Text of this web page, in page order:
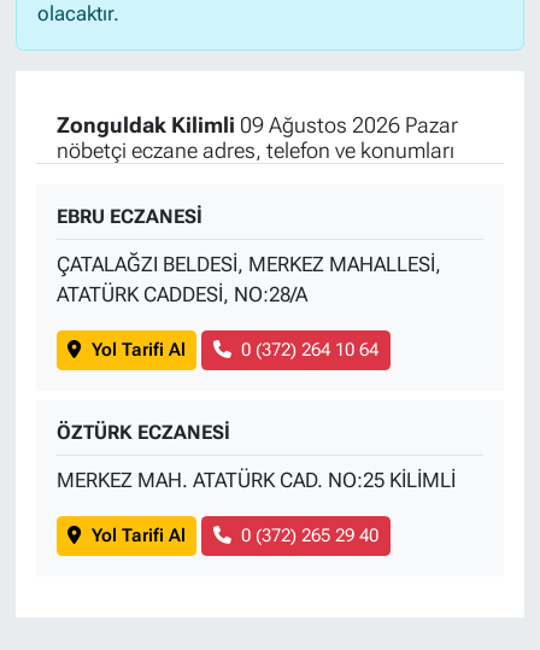
olacaktır.
Zonguldak Kilimli 09 Ağustos 2026 Pazar
nöbetçi eczane adres, telefon ve konumları
EBRU ECZANESİ
ÇATALAĞZI BELDESİ, MERKEZ MAHALLESİ,
ATATÜRK CADDESİ, NO:28/A
Yol Tarifi Al 0 (372) 264 10 64
ÖZTÜRK ECZANESİ
MERKEZ MAH. ATATÜRK CAD. NO:25 KİLİMLİ
Yol Tarifi Al 0 (372) 265 29 40